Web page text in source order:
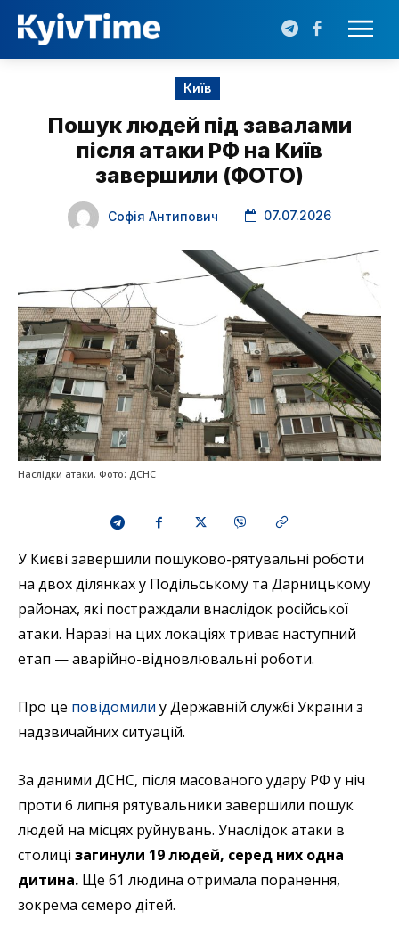
Київ
Пошук людей під завалами
після атаки РФ на Київ
завершили (ФОТО)
Софія Антипович 07.07.2026
Наслідки атаки. Фото: ДСНС
У Києві завершили пошуково-рятувальні роботи
на двох ділянках у Подільському та Дарницькому
районах, які постраждали внаслідок російської
атаки. Наразі на цих локаціях триває наступний
етап — аварійно-відновлювальні роботи.
Про це повідомили у Державній службі України з
надзвичайних ситуацій.
За даними ДСНС, після масованого удару РФ у ніч
проти 6 липня рятувальники завершили пошук
людей на місцях руйнувань. Унаслідок атаки в
столиці загинули 19 людей, серед них одна
дитина. Ще 61 людина отримала поранення,
зокрема семеро дітей.